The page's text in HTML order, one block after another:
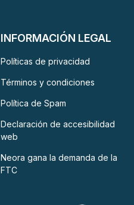
INFORMACIÓN LEGAL
Políticas de privacidad
Términos y condiciones
Política de Spam
Declaración de accesibilidad
web
Neora gana la demanda de la
FTC